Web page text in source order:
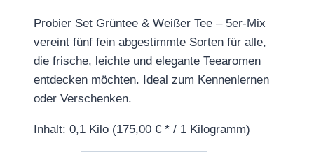
Probier Set Grüntee & Weißer Tee – 5er-Mix
vereint fünf fein abgestimmte Sorten für alle,
die frische, leichte und elegante Teearomen
entdecken möchten. Ideal zum Kennenlernen
oder Verschenken.
Inhalt: 0,1 Kilo (175,00 € * / 1 Kilogramm)